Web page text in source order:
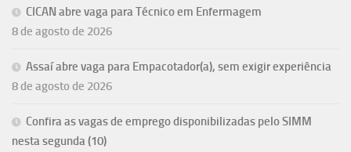
CICAN abre vaga para Técnico em Enfermagem
8 de agosto de 2026
Assaí abre vaga para Empacotador(a), sem exigir experiência
8 de agosto de 2026
Confira as vagas de emprego disponibilizadas pelo SIMM
nesta segunda (10)